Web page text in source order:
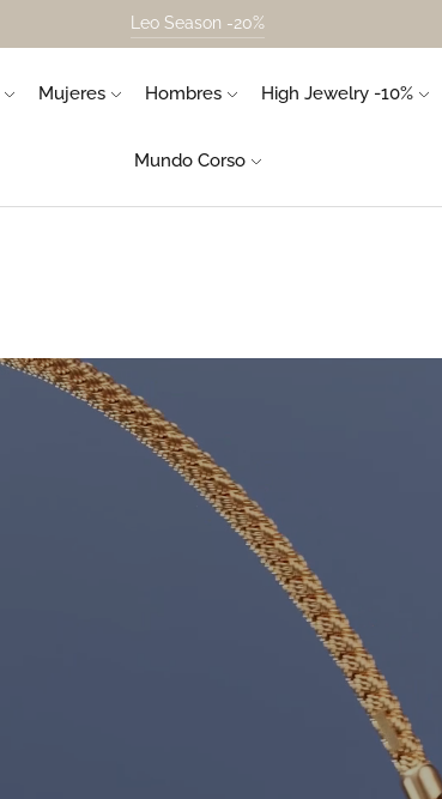
Leo Season -20%
Mujeres Hombres High Jewelry -10%
Mundo Corso